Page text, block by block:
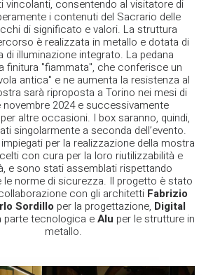
vincolanti, consentendo al visitatore di
i contenuti del Sacrario delle
di significato e valori. La struttura
è realizzata in metallo e dotata di
di illuminazione integrato. La pedana
finitura "fiammata", che conferisce un
antica" e ne aumenta la resistenza al
sarà riproposta a Torino nei mesi di
2024 e successivamente
altre occasioni. I box saranno, quindi,
singolarmente a seconda dell’evento.
per la realizzazione della mostra
con cura per la loro riutilizzabilità e
e sono stati assemblati rispettando
norme di sicurezza. Il progetto è stato
con gli architettiFabrizio
Sordillo per la progettazione, Digital
parte tecnologica eAlu per le strutture in
metallo.